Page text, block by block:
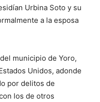
Urbina Soto y su
a la esposa
municipio de Yoro,
Unidos, adonde
por delitos de
los de otros